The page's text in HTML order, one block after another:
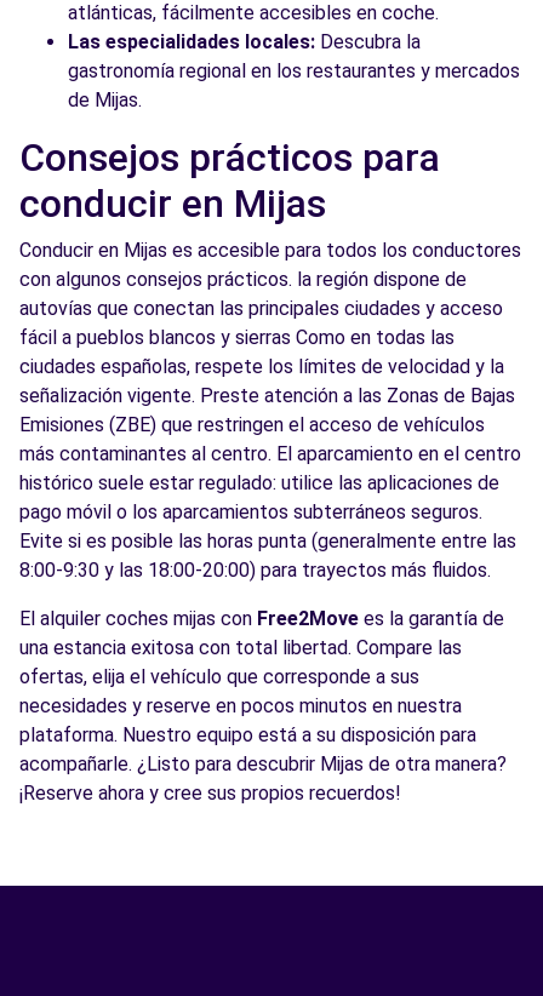
atlánticas, fácilmente accesibles en coche.
Las especialidades locales: Descubra la
gastronomía regional en los restaurantes y mercados
de Mijas.
Consejos prácticos para
conducir en Mijas
Conducir en Mijas es accesible para todos los conductores
con algunos consejos prácticos. la región dispone de
autovías que conectan las principales ciudades y acceso
fácil a pueblos blancos y sierras Como en todas las
ciudades españolas, respete los límites de velocidad y la
señalización vigente. Preste atención a las Zonas de Bajas
Emisiones (ZBE) que restringen el acceso de vehículos
más contaminantes al centro. El aparcamiento en el centro
histórico suele estar regulado: utilice las aplicaciones de
pago móvil o los aparcamientos subterráneos seguros.
Evite si es posible las horas punta (generalmente entre las
8:00-9:30 y las 18:00-20:00) para trayectos más fluidos.
El alquiler coches mijas con Free2Move es la garantía de
una estancia exitosa con total libertad. Compare las
ofertas, elija el vehículo que corresponde a sus
necesidades y reserve en pocos minutos en nuestra
plataforma. Nuestro equipo está a su disposición para
acompañarle. ¿Listo para descubrir Mijas de otra manera?
¡Reserve ahora y cree sus propios recuerdos!